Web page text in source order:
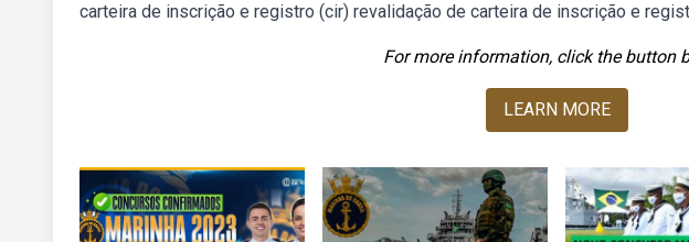
carteira de inscrição e registro (cir) revalidação de carteira de inscrição e
For more information, click the button
LEARN MORE